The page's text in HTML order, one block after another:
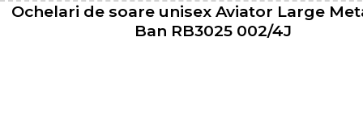
Ochelari de soare unisex Aviator Large
Ban RB3025 002/4J